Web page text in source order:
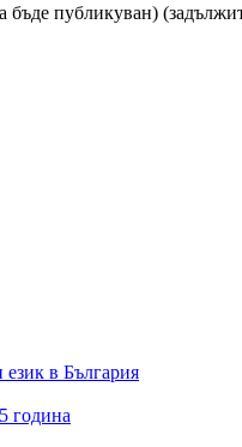
бъде публикуван)
в България
година